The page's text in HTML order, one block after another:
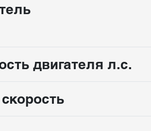
двигателя л.с.